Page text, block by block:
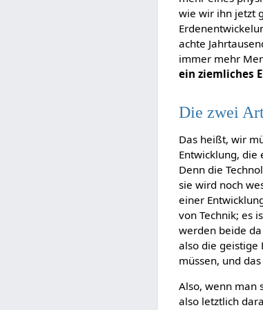
wie wir ihn jetzt
achte
immer mehr
ein ziemliches
Die zwei
Das heißt, wir
Entwicklung,
Denn die
sie wird noch
einer
von Technik; es
werden beide
also die geistige
müssen, und
Also, wenn man
also letztlich